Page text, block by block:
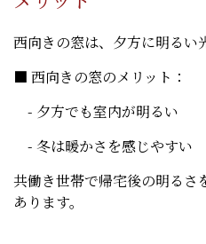
西向きの窓は、夕方に明るい
■ 西向きの窓のメリット：
- 夕方でも室内が明るい
- 冬は暖かさを感じやすい
共働き世帯で帰宅後の明るさ
あります。